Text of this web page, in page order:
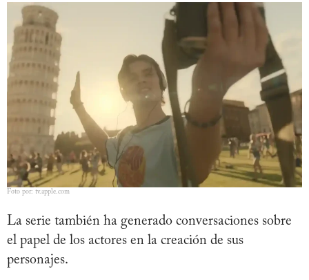
Foto por: tv.apple.com
La serie también ha generado conversaciones sobre
el papel de los actores en la creación de sus
personajes.